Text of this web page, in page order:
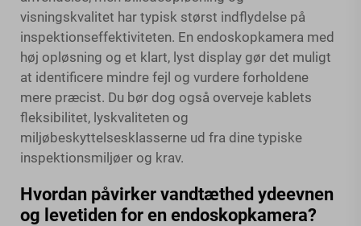
visningskvalitet har typisk størst indflydelse på
inspektionseffektiviteten. En endoskopkamera med
høj opløsning og et klart, lyst display gør det muligt
at identificere mindre fejl og vurdere forholdene
mere præcist. Du bør dog også overveje kablets
fleksibilitet, lyskvaliteten og
miljøbeskyttelsesklasserne ud fra dine typiske
inspektionsmiljøer og krav.
Hvordan påvirker vandtæthed ydeevnen
og levetiden for en endoskopkamera?